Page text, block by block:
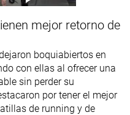
mejor retorno de
boquiabiertos en
con ellas al ofrecer una
sin perder su
por tener el mejor
de running y de